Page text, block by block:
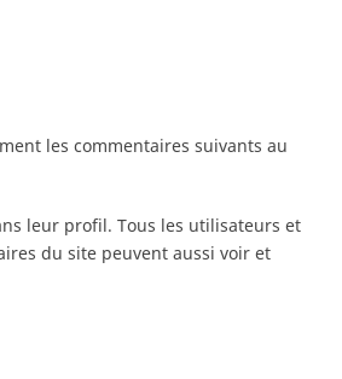
les commentaires suivants au
leur profil. Tous les utilisateurs et
du site peuvent aussi voir et